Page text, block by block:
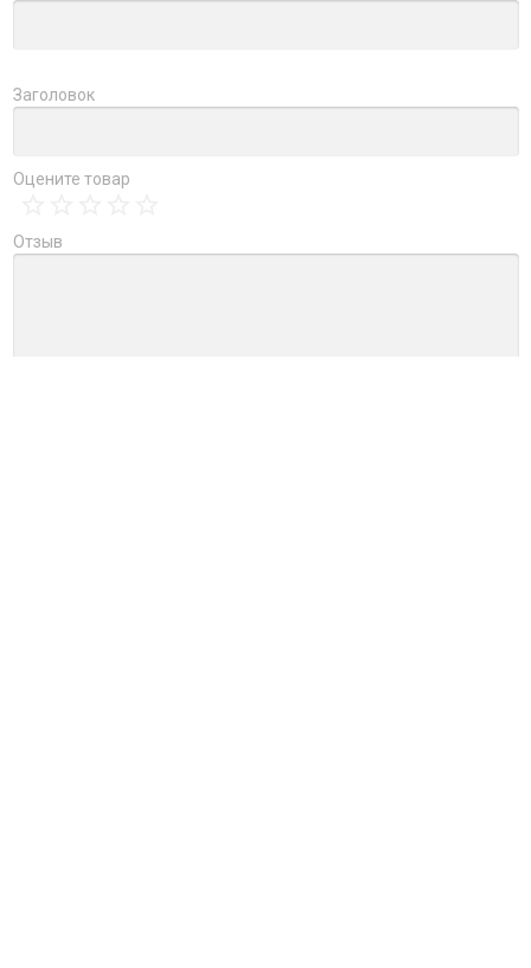
Заголовок
Оцените товар
Отзыв